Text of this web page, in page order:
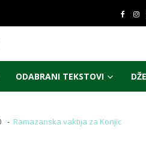
ODABRANI TEKSTOVI
Ramazanska vaktija za Konjic